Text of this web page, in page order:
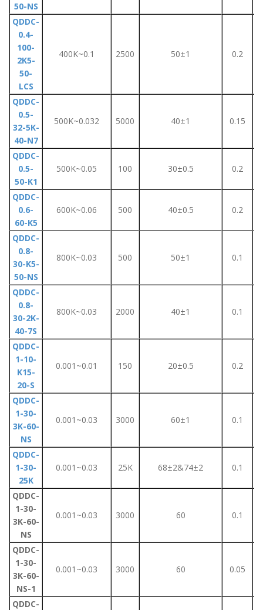
50-NS
QDDC-
0.4-
100-
2K5-
50-
LCS
400K~0.1 2500 50±1 0.2
QDDC-
0.5-
32-5K-
40-N7
500K~0.032 5000 40±1 0.15
QDDC-
0.5-
50-K1
500K~0.05 100 30±0.5 0.2
QDDC-
0.6-
60-K5
600K~0.06 500 40±0.5 0.2
QDDC-
0.8-
30-K5-
50-NS
800K~0.03 500 50±1 0.1
QDDC-
0.8-
30-2K-
40-7S
800K~0.03 2000 40±1 0.1
QDDC-
1-10-
K15-
20-S
0.001~0.01 150 20±0.5 0.2
QDDC-
1-30-
3K-60-
NS
0.001~0.03 3000 60±1 0.1
QDDC-
1-30-
25K
0.001~0.03 25K 68±2&74±2 0.1
QDDC-
1-30-
3K-60-
NS
0.001~0.03 3000 60 0.1
QDDC-
1-30-
3K-60-
NS-1
0.001~0.03 3000 60 0.05
QDDC-